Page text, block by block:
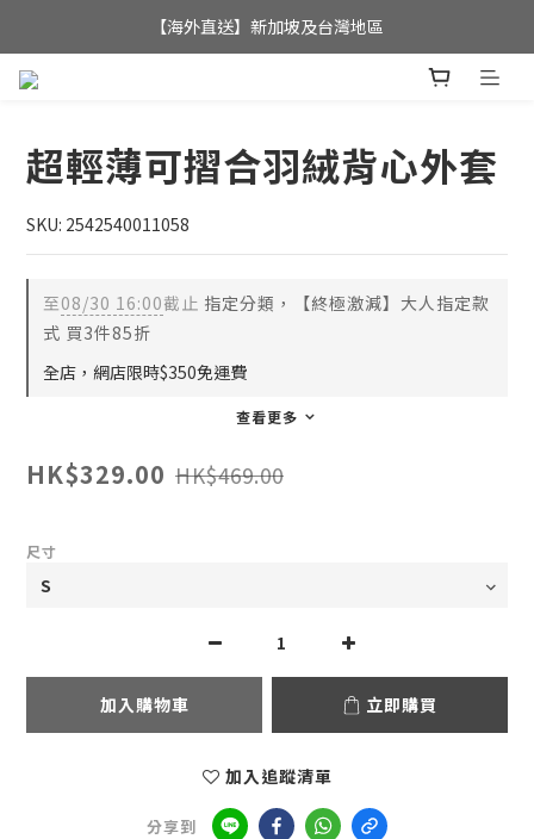
全店滿$350，即可享港澳地區免運費;
【海外直送】新加坡及台灣地區
超輕薄可摺合羽絨背心外套
SKU: 2542540011058
至08/30 16:00截止 指定分類，【終極激減】大人指定款
式 買3件85折
全店，網店限時$350免運費
查看更多
HK$329.00 HK$469.00
尺寸
加入購物車 立即購買
加入追蹤清單
分享到